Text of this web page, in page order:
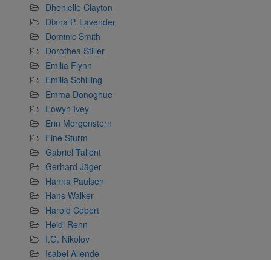
Dhonielle Clayton
Diana P. Lavender
Dominic Smith
Dorothea Stiller
Emilia Flynn
Emilia Schilling
Emma Donoghue
Eowyn Ivey
Erin Morgenstern
Fine Sturm
Gabriel Tallent
Gerhard Jäger
Hanna Paulsen
Hans Walker
Harold Cobert
Heidi Rehn
I.G. Nikolov
Isabel Allende